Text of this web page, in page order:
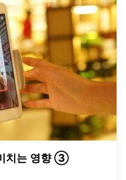
치는 영향 ③